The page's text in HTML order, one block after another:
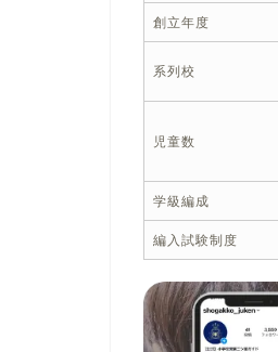
創立年度
系列校
児童数
学級編成
編入試験制度